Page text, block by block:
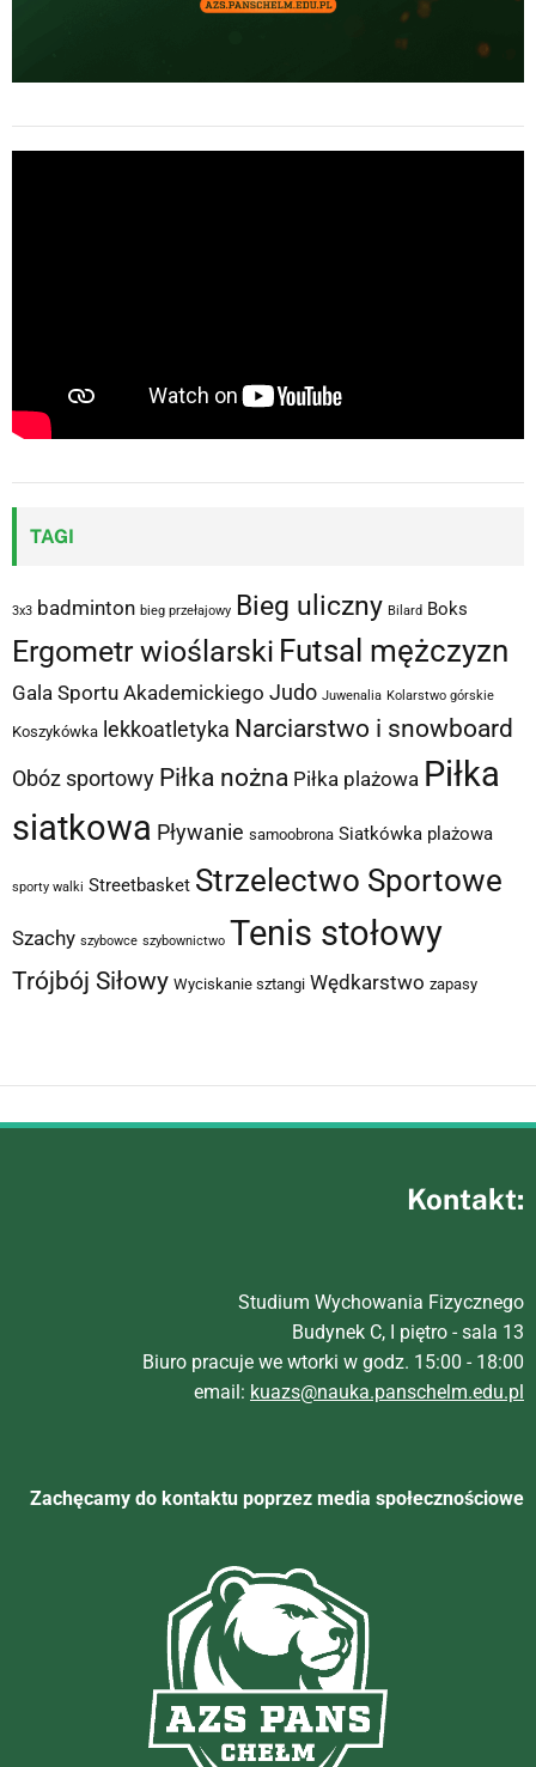
TAGI
3x3 badminton bieg przełajowy Bieg uliczny Bilard Boks
Ergometr wioślarski Futsal mężczyzn
Gala Sportu Akademickiego Judo Juwenalia Kolarstwo górskie
Koszykówka lekkoatletyka Narciarstwo i snowboard
Obóz sportowy Piłka nożna Piłka plażowa Piłka
siatkowa Pływanie samoobrona Siatkówka plażowa
sporty walki Streetbasket Strzelectwo Sportowe
Szachy szybowce szybownictwo Tenis stołowy
Trójbój Siłowy Wyciskanie sztangi Wędkarstwo zapasy
Kontakt:
Studium Wychowania Fizycznego
Budynek C, I piętro - sala 13
Biuro pracuje we wtorki w godz. 15:00 - 18:00
email: kuazs@nauka.panschelm.edu.pl
Zachęcamy do kontaktu poprzez media społecznościowe